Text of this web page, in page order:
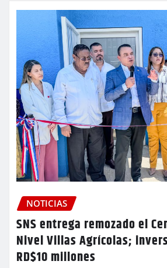
NOTICIAS
SNS entrega remozado el
Nivel Villas Agrícolas;
RD$10 millones